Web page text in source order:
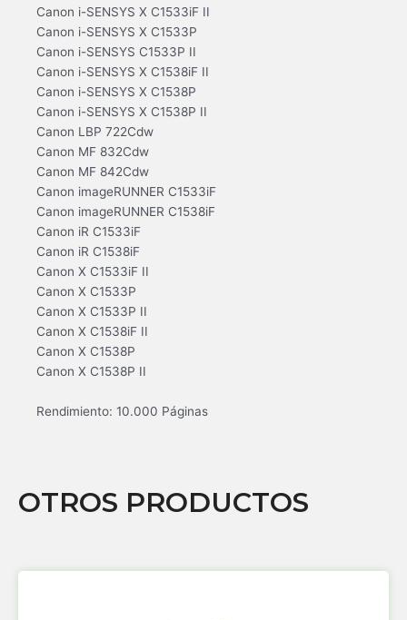
Canon i-SENSYS X C1533iF II
Canon i-SENSYS X C1533P
Canon i-SENSYS C1533P II
Canon i-SENSYS X C1538iF II
Canon i-SENSYS X C1538P
Canon i-SENSYS X C1538P II
Canon LBP 722Cdw
Canon MF 832Cdw
Canon MF 842Cdw
Canon imageRUNNER C1533iF
Canon imageRUNNER C1538iF
Canon iR C1533iF
Canon iR C1538iF
Canon X C1533iF II
Canon X C1533P
Canon X C1533P II
Canon X C1538iF II
Canon X C1538P
Canon X C1538P II
Rendimiento: 10.000 Páginas
OTROS PRODUCTOS